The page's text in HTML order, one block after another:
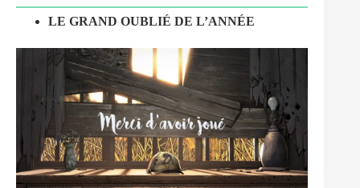
LE GRAND OUBLIÉ DE L’ANNÉE